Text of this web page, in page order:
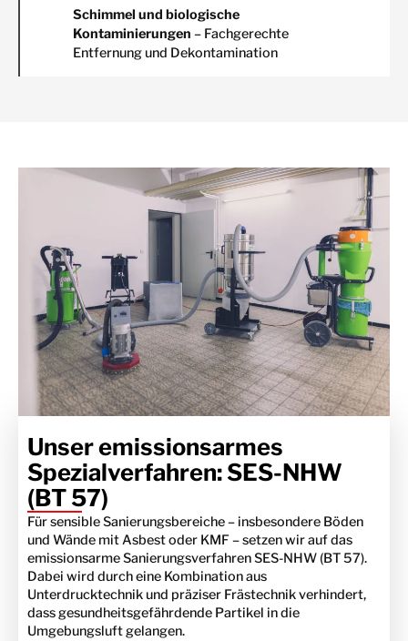
Schimmel und biologische
Kontaminierungen – Fachgerechte
Entfernung und Dekontamination
Unser emissionsarmes
Spezialverfahren: SES-NHW
(BT 57)
Für sensible Sanierungsbereiche – insbesondere Böden
und Wände mit Asbest oder KMF – setzen wir auf das
emissionsarme Sanierungsverfahren SES-NHW (BT 57).
Dabei wird durch eine Kombination aus
Unterdrucktechnik und präziser Frästechnik verhindert,
dass gesundheitsgefährdende Partikel in die
Umgebungsluft gelangen.